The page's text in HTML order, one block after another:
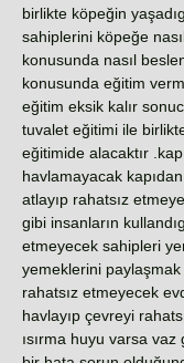
birlikte köpeğin
sahiplerini köpeğe
konusunda nasıl
konusunda eğitim
eğitim eksik kalır
tuvalet eğitimi ile
eğitimide alacaktır
havlamayacak
atlayıp rahatsız
gibi insanların
etmeyecek sahipleri
yemeklerini
rahatsız etmeyecek
havlayıp çevreyi
ısırma huyu varsa